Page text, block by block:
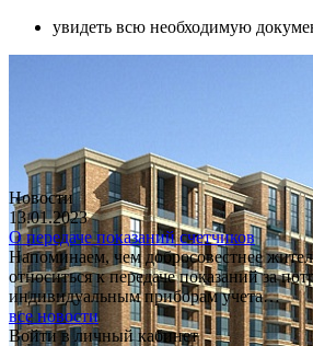
увидеть всю необходимую
Новости
13.01.2023
О передаче показаний счетчиков
Напоминаем, чем добросовестнее
относиться к передаче показаний за
индивидуальным приборам учета…
все новости
Войти в личный кабинет